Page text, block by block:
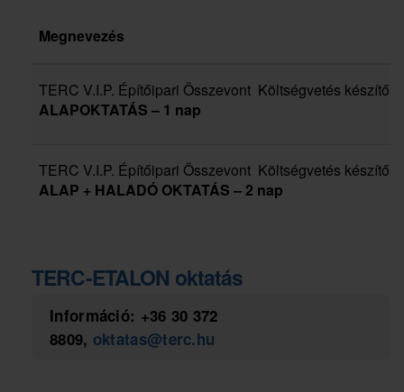
Megnevezés
TERC V.I.P. Építőipari Összevont Költségvetés készítő
ALAPOKTATÁS – 1 nap
TERC V.I.P. Építőipari Összevont Költségvetés készítő
ALAP + HALADÓ OKTATÁS – 2 nap
TERC-ETALON oktatás
Információ: +36 30 372
8809, oktatas@terc.hu